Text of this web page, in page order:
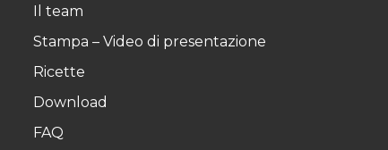
Il team
Stampa – Video di presentazione
Ricette
Download
FAQ